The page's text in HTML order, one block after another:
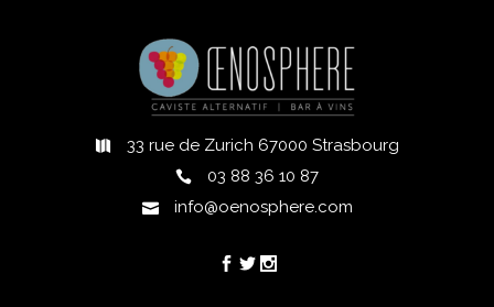
33 rue de Zurich 67000 Strasbourg
03 88 36 10 87
info@oenosphere.com